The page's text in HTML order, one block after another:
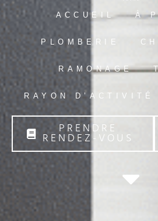
ACCUEIL À
PLOMBERIE
RAMONAGE
RAYON D’ACTIVITÉ
PRENDRE
RENDEZ-VOUS